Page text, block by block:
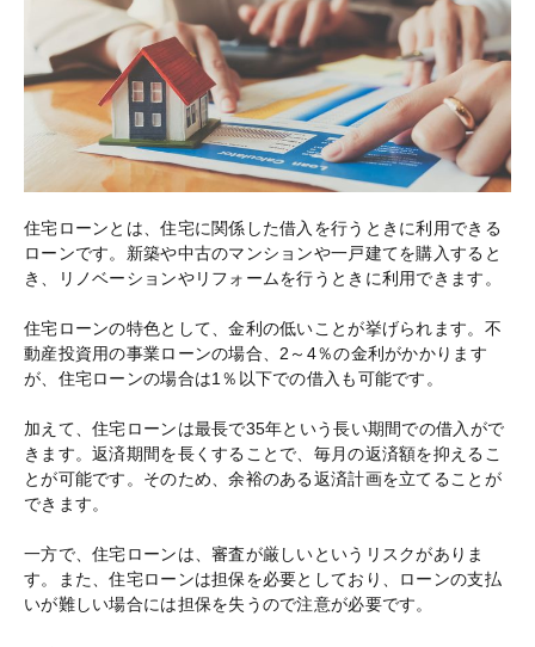
住宅ローンとは、住宅に関係した借入を行うときに利用できる
ローンです。新築や中古のマンションや一戸建てを購入すると
き、リノベーションやリフォームを行うときに利用できます。
住宅ローンの特色として、金利の低いことが挙げられます。不
動産投資用の事業ローンの場合、2～4％の金利がかかります
が、住宅ローンの場合は1％以下での借入も可能です。
加えて、住宅ローンは最長で35年という長い期間での借入がで
きます。返済期間を長くすることで、毎月の返済額を抑えるこ
とが可能です。そのため、余裕のある返済計画を立てることが
できます。
一方で、住宅ローンは、審査が厳しいというリスクがありま
す。また、住宅ローンは担保を必要としており、ローンの支払
いが難しい場合には担保を失うので注意が必要です。